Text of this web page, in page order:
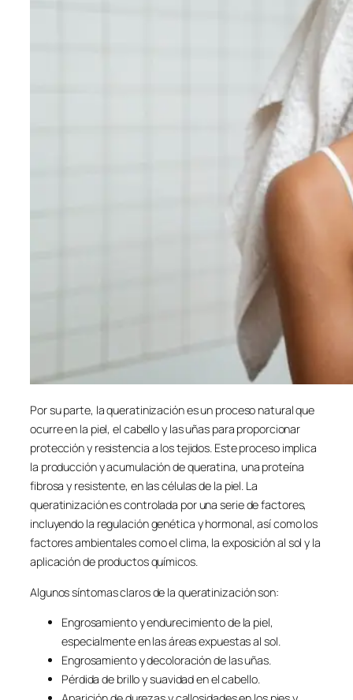
Por su parte, la queratinización es un proceso natural que
ocurre en la piel, el cabello y las uñas para proporcionar
protección y resistencia a los tejidos. Este proceso implica
la producción y acumulación de queratina, una proteína
fibrosa y resistente, en las células de la piel. La
queratinización es controlada por una serie de factores,
incluyendo la regulación genética y hormonal, así como los
factores ambientales como el clima, la exposición al sol y la
aplicación de productos químicos.
Algunos síntomas claros de la queratinización son:
Engrosamiento y endurecimiento de la piel,
especialmente en las áreas expuestas al sol.
Engrosamiento y decoloración de las uñas.
Pérdida de brillo y suavidad en el cabello.